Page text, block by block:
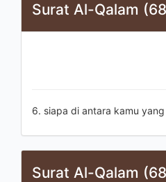
Surat Al-Qalam
6. siapa di antara kamu
Surat Al-Qalam